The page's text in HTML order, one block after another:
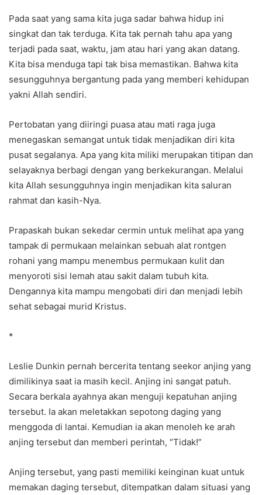
Pada saat yang sama kita juga sadar bahwa hidup ini
singkat dan tak terduga. Kita tak pernah tahu apa yang
terjadi pada saat, waktu, jam atau hari yang akan datang.
Kita bisa menduga tapi tak bisa memastikan. Bahwa kita
sesungguhnya bergantung pada yang memberi kehidupan
yakni Allah sendiri.
Pertobatan yang diiringi puasa atau mati raga juga
menegaskan semangat untuk tidak menjadikan diri kita
pusat segalanya. Apa yang kita miliki merupakan titipan dan
selayaknya berbagi dengan yang berkekurangan. Melalui
kita Allah sesungguhnya ingin menjadikan kita saluran
rahmat dan kasih-Nya.
Prapaskah bukan sekedar cermin untuk melihat apa yang
tampak di permukaan melainkan sebuah alat rontgen
rohani yang mampu menembus permukaan kulit dan
menyoroti sisi lemah atau sakit dalam tubuh kita.
Dengannya kita mampu mengobati diri dan menjadi lebih
sehat sebagai murid Kristus.
*
Leslie Dunkin pernah bercerita tentang seekor anjing yang
dimilikinya saat ia masih kecil. Anjing ini sangat patuh.
Secara berkala ayahnya akan menguji kepatuhan anjing
tersebut. Ia akan meletakkan sepotong daging yang
menggoda di lantai. Kemudian ia akan menoleh ke arah
anjing tersebut dan memberi perintah, “Tidak!”
Anjing tersebut, yang pasti memiliki keinginan kuat untuk
memakan daging tersebut, ditempatkan dalam situasi yang